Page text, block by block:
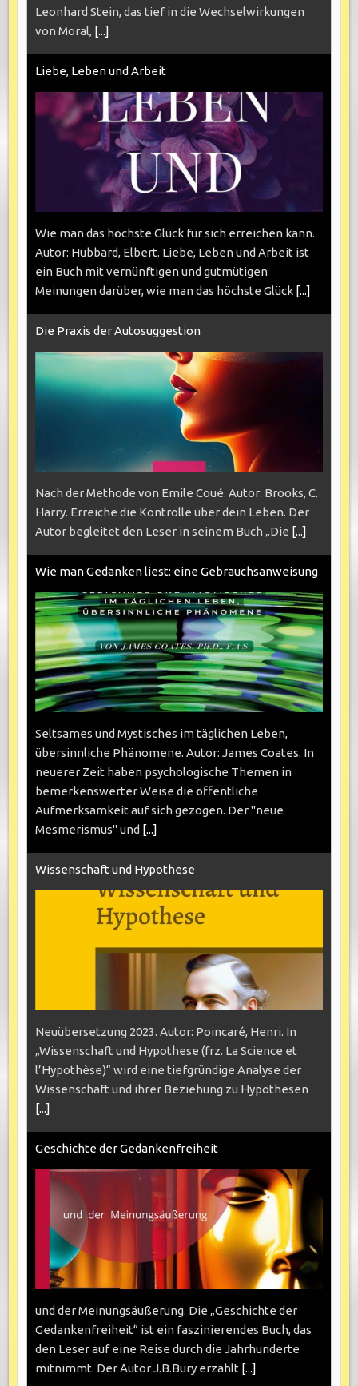
Leonhard Stein, das tief in die Wechselwirkungen
von Moral, [...]
Liebe, Leben und Arbeit
Wie man das höchste Glück für sich erreichen kann.
Autor: Hubbard, Elbert. Liebe, Leben und Arbeit ist
ein Buch mit vernünftigen und gutmütigen
Meinungen darüber, wie man das höchste Glück [...]
Die Praxis der Autosuggestion
Nach der Methode von Emile Coué. Autor: Brooks, C.
Harry. Erreiche die Kontrolle über dein Leben. Der
Autor begleitet den Leser in seinem Buch „Die [...]
Wie man Gedanken liest: eine Gebrauchsanweisung
Seltsames und Mystisches im täglichen Leben,
übersinnliche Phänomene. Autor: James Coates. In
neuerer Zeit haben psychologische Themen in
bemerkenswerter Weise die öffentliche
Aufmerksamkeit auf sich gezogen. Der "neue
Mesmerismus" und [...]
Wissenschaft und Hypothese
Neuübersetzung 2023. Autor: Poincaré, Henri. In
„Wissenschaft und Hypothese (frz. La Science et
l’Hypothèse)“ wird eine tiefgründige Analyse der
Wissenschaft und ihrer Beziehung zu Hypothesen
[...]
Geschichte der Gedankenfreiheit
und der Meinungsäußerung. Die „Geschichte der
Gedankenfreiheit“ ist ein faszinierendes Buch, das
den Leser auf eine Reise durch die Jahrhunderte
mitnimmt. Der Autor J.B.Bury erzählt [...]